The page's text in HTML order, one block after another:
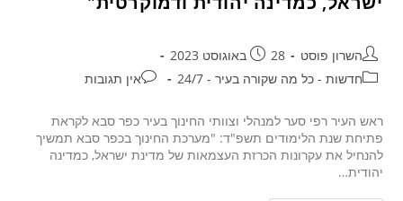
השרון פוסט
28 באוגוסט 2023
חדשות - כל מה שקורה בעיר - 24/7
אין תגובות
ראש העיר רפי סער למנהלי וצוותי החינוך בעיר כפר סבא לקראת
פתיחת שנת הלימודים תשפ"ד: "מערכת החינוך בכפר סבא תמשיך
להנחיל את עקרונות הכרזת העצמאות של מדינת ישראל, כמדינה
יהודית…